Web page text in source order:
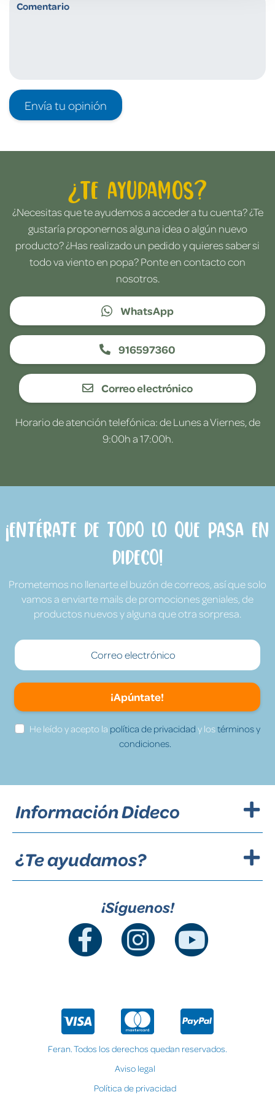
Envía tu opinión
¿Te ayudamos?
¿Necesitas que te ayudemos a acceder a tu cuenta? ¿Te
gustaría proponernos alguna idea o algún nuevo
producto? ¿Has realizado un pedido y quieres saber si
todo va viento en popa? Ponte en contacto con
nosotros.
WhatsApp
916597360
Correo electrónico
Horario de atención telefónica: de Lunes a Viernes, de
9:00h a 17:00h.
¡Entérate de todo lo que pasa en
Dideco!
Prometemos no llenarte el buzón de correos, así que solo
vamos a enviarte mails de promociones geniales, de
productos nuevos y alguna que otra sorpresa.
¡Apúntate!
He leído y acepto la política de privacidad y lostérminos y
condiciones.
Información Dideco
¿Te ayudamos?
¡Síguenos!
Feran. Todos los derechos quedan reservados.
Aviso legal
Política de privacidad